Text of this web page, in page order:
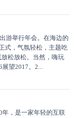
游举行年会。在海边的
式，气氛轻松，主题吃
松放松。当然，嗨玩
望2017。2...
，是一家年轻的互联